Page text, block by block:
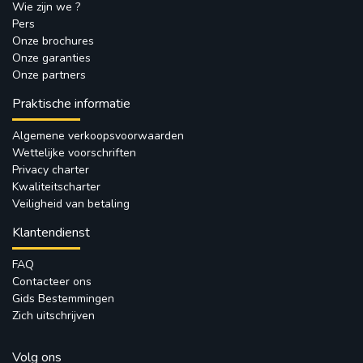
Wie zijn we ?
Pers
Onze brochures
Onze garanties
Onze partners
Praktische informatie
Algemene verkoopsvoorwaarden
Wettelijke voorschriften
Privacy charter
Kwaliteitscharter
Veiligheid van betaling
Klantendienst
FAQ
Contacteer ons
Gids Bestemmingen
Zich uitschrijven
Volg ons